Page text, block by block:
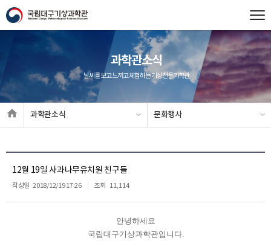
과학관소식
날씨를 보고 느끼고 체험하는 기상전문과학관
과학관소식 문화행사
12월 19일 사과나무유치원 친구들
작성일 2018/12/19 17:26 조회 11,114
안녕하세요
국립대구기상과학관입니다.